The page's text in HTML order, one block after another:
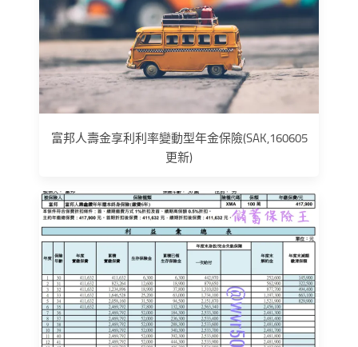
富邦人壽金享利利率變動型年金保險(SAK,160605
更新)